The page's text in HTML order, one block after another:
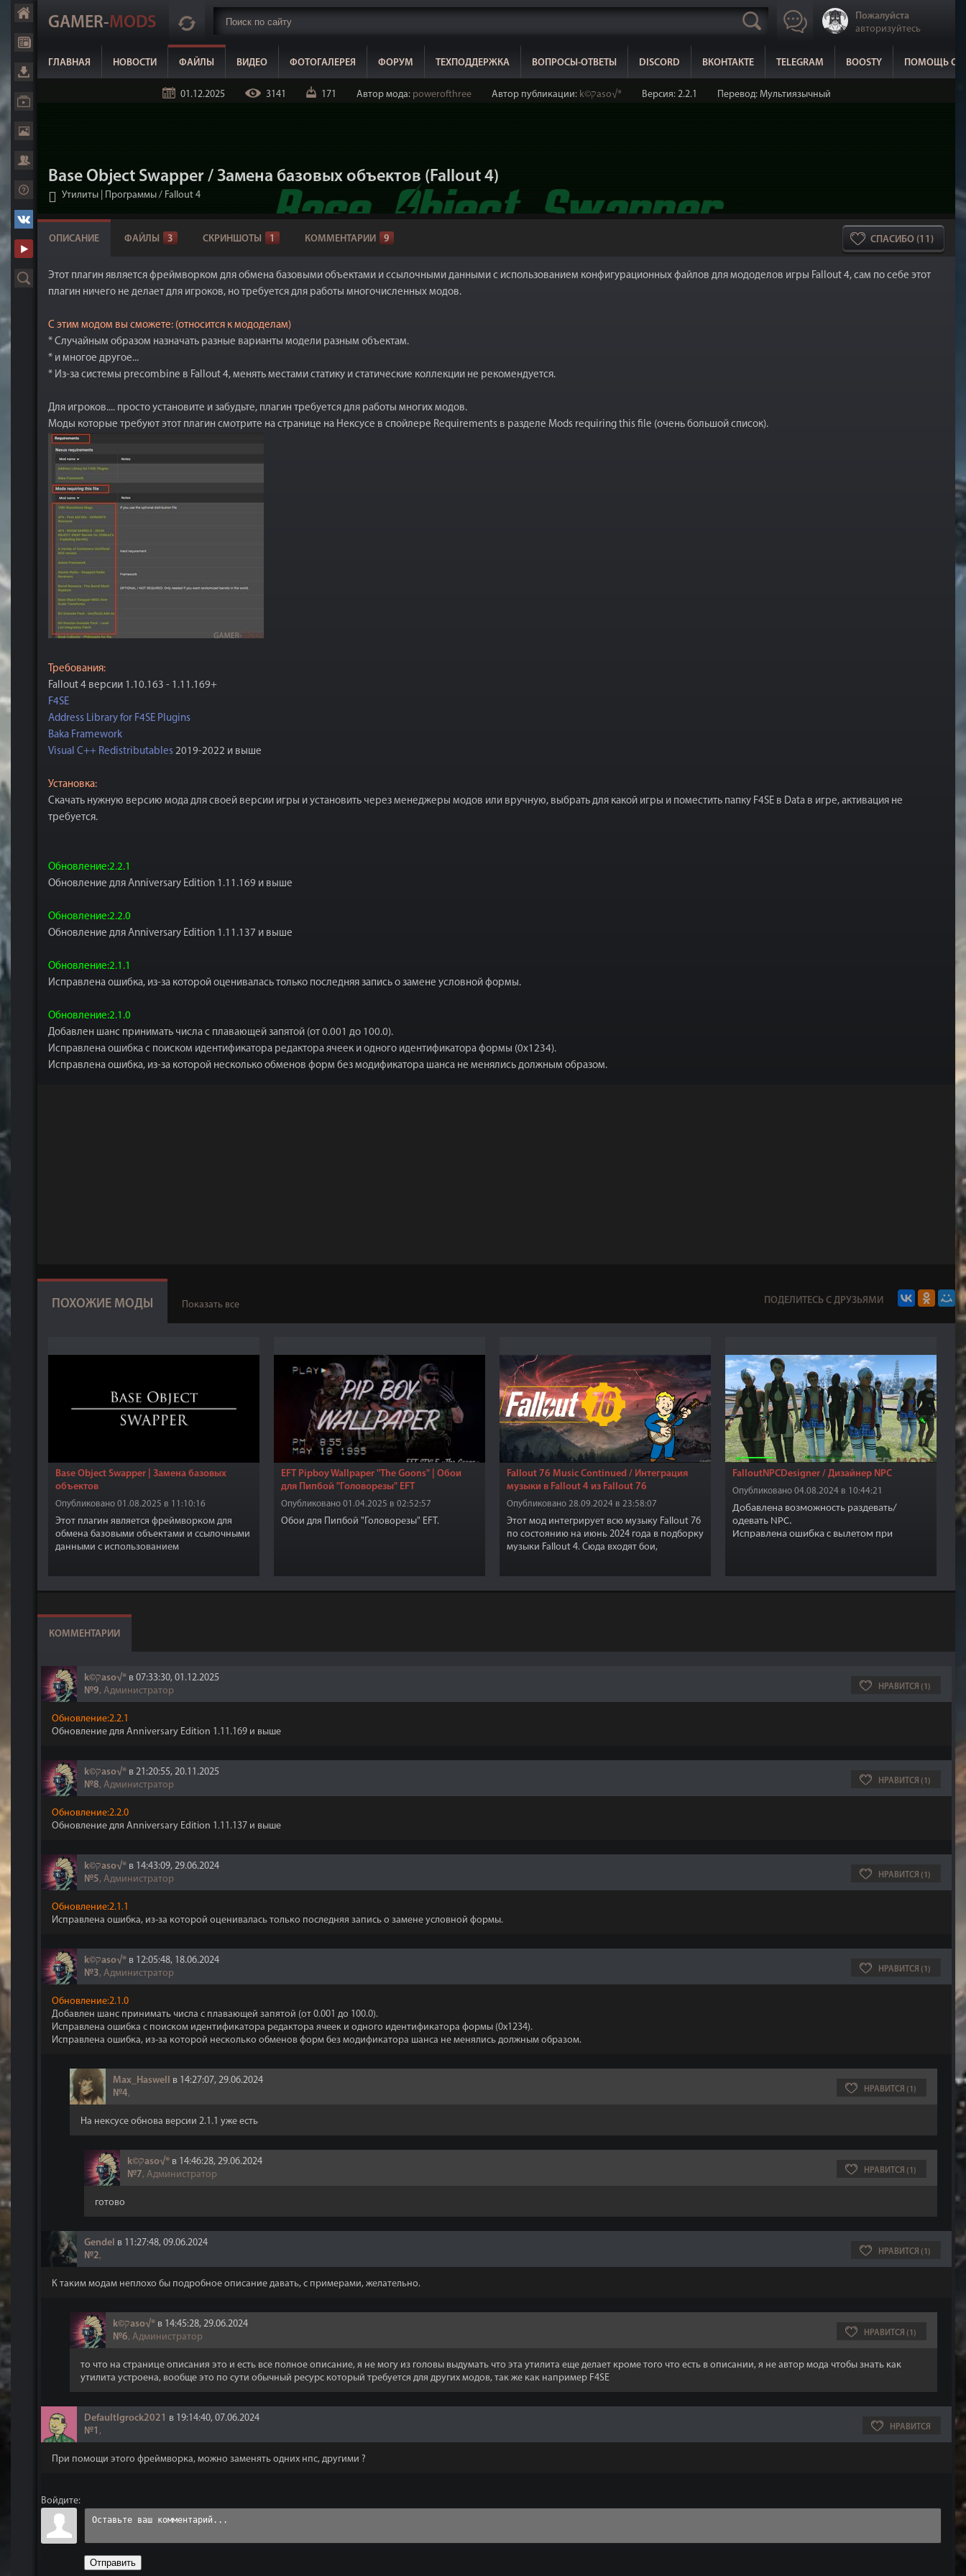
GAMER-MODS
Пожалуйста
авторизуйтесь
ГЛАВНАЯ НОВОСТИ ФАЙЛЫ ВИДЕО ФОТОГАЛЕРЕЯ ФОРУМ ТЕХПОДДЕРЖКА ВОПРОСЫ-ОТВЕТЫ DISCORD ВКОНТАКТЕ TELEGRAM BOOSTY ПОМОЩЬ
01.12.2025 3141 171 Автор мода: powerofthree Автор публикации: k©קaso√® Версия: 2.2.1 Перевод: Мультиязычный
Base Object Swapper / Замена базовых объектов (Fallout 4)
Утилиты | Программы / Fallout 4
СПАСИБО (11)
ОПИСАНИЕ ФАЙЛЫ 3 СКРИНШОТЫ 1 КОММЕНТАРИИ 9
Этот плагин является фреймворком для обмена базовыми объектами и ссылочными данными с использованием конфигурационных файлов для мододелов игры Fallout 4, сам по себе этот
плагин ничего не делает для игроков, но требуется для работы многочисленных модов.
С этим модом вы сможете: (относится к мододелам)
* Случайным образом назначать разные варианты модели разным объектам.
* и многое другое...
* Из-за системы precombine в Fallout 4, менять местами статику и статические коллекции не рекомендуется.
Для игроков.... просто установите и забудьте, плагин требуется для работы многих модов.
Моды которые требуют этот плагин смотрите на странице на Нексусе в спойлере Requirements в разделе Mods requiring this file (очень большой список).
Требования:
Fallout 4 версии 1.10.163 - 1.11.169+
F4SE
Address Library for F4SE Plugins
Baka Framework
Visual C++ Redistributables 2019-2022 и выше
Установка:
Скачать нужную версию мода для своей версии игры и установить через менеджеры модов или вручную, выбрать для какой игры и поместить папку F4SE в Data в игре, активация не
требуется.
Обновление:2.2.1
Обновление для Anniversary Edition 1.11.169 и выше
Обновление:2.2.0
Обновление для Anniversary Edition 1.11.137 и выше
Обновление:2.1.1
Исправлена ​​ошибка, из-за которой оценивалась только последняя запись о замене условной формы.
Обновление:2.1.0
Добавлен шанс принимать числа с плавающей запятой (от 0.001 до 100.0).
Исправлена ​​ошибка с поиском идентификатора редактора ячеек и одного идентификатора формы (0x1234).
Исправлена ​​ошибка, из-за которой несколько обменов форм без модификатора шанса не менялись должным образом.
ПОХОЖИЕ МОДЫ Показать все ПОДЕЛИТЕСЬ С ДРУЗЬЯМИ
Base Object Swapper | Замена базовых
объектов
Опубликовано 01.08.2025 в 11:10:16
Этот плагин является фреймворком для
обмена базовыми объектами и ссылочными
данными с использованием
EFT Pipboy Wallpaper "The Goons" | Обои
для Пипбой "Головорезы" EFT
Опубликовано 01.04.2025 в 02:52:57
Обои для Пипбой "Головорезы" EFT.
Fallout 76 Music Continued / Интеграция
музыки в Fallout 4 из Fallout 76
Опубликовано 28.09.2024 в 23:58:07
Этот мод интегрирует всю музыку Fallout 76
по состоянию на июнь 2024 года в подборку
музыки Fallout 4. Сюда входят бои,
FalloutNPCDesigner / Дизайнер NPC
Опубликовано 04.08.2024 в 10:44:21
Добавлена возможность раздевать/
одевать NPC.
Исправлена ошибка с вылетом при
картинки.
различным NPC лица, одежду,
тела.Добавлен отладочный режим. Если
можно определить, с каким модом
КОММЕНТАРИИ
k©קaso√® в 07:33:30, 01.12.2025
№9, Администратор НРАВИТСЯ (1)
Обновление:2.2.1
Обновление для Anniversary Edition 1.11.169 и выше
k©קaso√® в 21:20:55, 20.11.2025
№8, Администратор НРАВИТСЯ (1)
Обновление:2.2.0
Обновление для Anniversary Edition 1.11.137 и выше
k©קaso√® в 14:43:09, 29.06.2024
№5, Администратор НРАВИТСЯ (1)
Обновление:2.1.1
Исправлена ​​ошибка, из-за которой оценивалась только последняя запись о замене условной формы.
k©קaso√® в 12:05:48, 18.06.2024
№3, Администратор НРАВИТСЯ (1)
Обновление:2.1.0
Добавлен шанс принимать числа с плавающей запятой (от 0.001 до 100.0).
Исправлена ​​ошибка с поиском идентификатора редактора ячеек и одного идентификатора формы (0x1234).
Исправлена ​​ошибка, из-за которой несколько обменов форм без модификатора шанса не менялись должным образом.
Max_Haswell в 14:27:07, 29.06.2024
№4, НРАВИТСЯ (1)
На нексусе обнова версии 2.1.1 уже есть
k©קaso√® в 14:46:28, 29.06.2024
№7, Администратор НРАВИТСЯ (1)
готово
Gendel в 11:27:48, 09.06.2024
№2, НРАВИТСЯ (1)
К таким модам неплохо бы подробное описание давать, с примерами, желательно.
k©קaso√® в 14:45:28, 29.06.2024
№6, Администратор НРАВИТСЯ (1)
то что на странице описания это и есть все полное описание, я не могу из головы выдумать что эта утилита еще делает кроме того что есть в описании, я не автор мода чтобы знать как
утилита устроена, вообще это по сути обычный ресурс который требуется для других модов, так же как например F4SE
DefaultIgrock2021 в 19:14:40, 07.06.2024
№1 , НРАВИТСЯ
При помощи этого фреймворка, можно заменять одних нпс, другими ?
Войдите:
Отправить